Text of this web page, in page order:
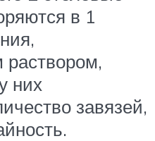
в 1
них
завязей,